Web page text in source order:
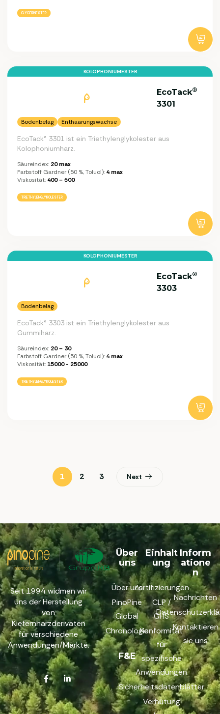
GLYCERINESTER
KOLOPHONIUMESTER
EcoTack®
3301
Bodenbelag Enthaarungswachse
EcoTack® 3301 ist ein Triethylenglykolester aus
Kolophoniumharz.
Säureindex: 20 max
Farbstoff Gardner (50 %, Toluol): 4 max
Viskosität: 400 – 500
TRIETHYLENGLYKOLESTER
KOLOPHONIUMESTER
EcoTack®
3303
Bodenbelag
EcoTack® 3303 ist ein Triethylenglykolester aus
Gummiharz.
Säureindex: 20 – 30
Farbstoff Gardner (50 %, Toluol): 4 max
Viskosität: 15000 - 25000
TRIETHYLENGLYKOLESTER
1 2 3 Next
Seit 1994 widmen wir
uns der Herstellung
von
Kiefernharzderivaten
für verschiedene
Anwendungen/Märkte.
Über
uns
Über uns
PinoPine
Global
Chronologie
F&E
Einhalt
ung
Zertifizierungen
CLP /
GHS
Konformität
für
spezifische
Anwendungen
Sicherheitsdatenblätter
Verhütung
Inform
atione
n
Nachrichten
Kontaktieren
sie uns